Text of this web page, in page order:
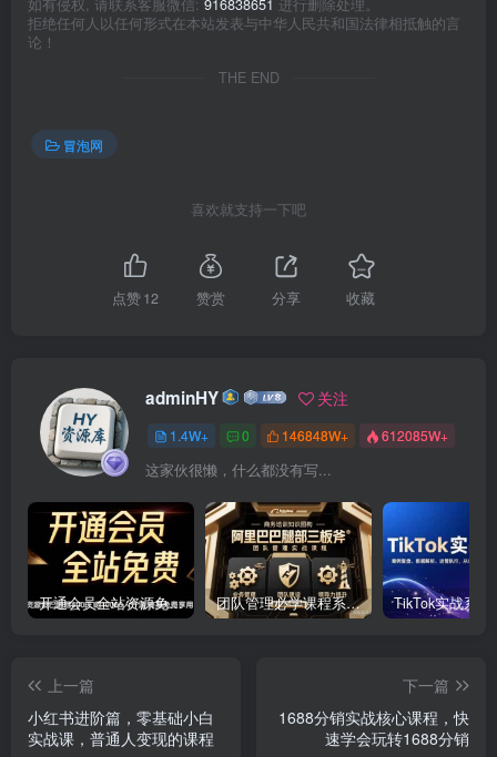
如有侵权, 请联系客服微信: 916838651 进行删除处理。
拒绝任何人以任何形式在本站发表与中华人民共和国法律相抵触的言
论！
THE END
冒泡网
喜欢就支持一下吧
点赞12 赞赏 分享 收藏
adminHY 关注
1.4W+ 0 146848W+ 612085W+
这家伙很懒，什么都没有写...
开通会员全站资源免费下载 开通VIP会员 HY资源库 团队管理必学课程系列，阿里巴巴“腿部三板斧”
上一篇
小红书进阶篇，零基础小白
实战课，普通人变现的课程
下一篇
1688分销实战核心课程，快
速学会玩转1688分销